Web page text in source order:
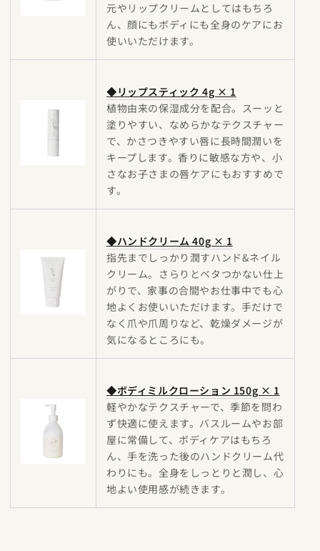
元やリップクリームとしてはもちろ
ん、顔にもボディにも全身のケアにお
使いいただけます。
◆リップスティック 4g × 1
植物由来の保湿成分を配合。スーッと
塗りやすい、なめらかなテクスチャー
で、かさつきやすい唇に長時間潤いを
キープします。香りに敏感な方や、小
さなお子さまの唇ケアにもおすすめで
す。
◆ハンドクリーム 40g × 1
指先までしっかり潤すハンド&ネイル
クリーム。さらりとベタつかない仕上
がりで、家事の合間やお仕事中でも心
地よくお使いいただけます。手だけで
なく爪や爪周りなど、乾燥ダメージが
気になるところにも。
◆ボディミルクローション 150g × 1
軽やかなテクスチャーで、季節を問わ
ず快適に使えます。バスルームやお部
屋に常備して、ボディケアはもちろ
ん、手を洗った後のハンドクリーム代
わりにも。全身をしっとりと潤し、心
地よい使用感が続きます。